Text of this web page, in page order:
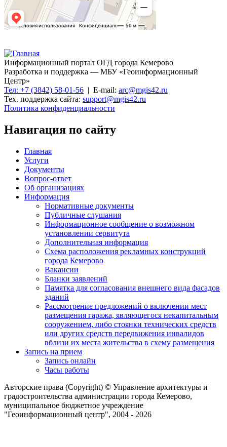
Информационный портал ОГД города Кемерово
Разработка и поддержка — МБУ «Геоинформационный
Центр»
Тел: +7 (3842) 58-01-56 | E-mail: arc@mgis42.ru
Тех. поддержка сайта: support@mgis42.ru
Политика конфиденциальности
Навигация по сайту
Главная
Услуги
Документы
Вопрос-ответ
Об организациях
Информация
Нормативные документы
Публичные слушания
Информационное сообщение о возможном
установлении сервитута
Дополнительная информация
Схема расположения рекламных конструкций
города Кемерово
Вакансии
Бланки заявлений
Памятка для согласования внешнего вида фасадов
зданий
Рассмотрение предложений о включении мест
размещения гаража, являющегося некапитальным
сооружением, либо стоянки технических средств
или других средств передвижения инвалидов
вблизи их места жительства в схему размещения
Запись на прием
Запись онлайн
Часы работы
Авторские права (Copyright) © Управление архитектуры и
градостроительства администрации города Кемерово,
муниципальное бюджетное учреждение
"Геоинформационный центр", 2004 - 2026